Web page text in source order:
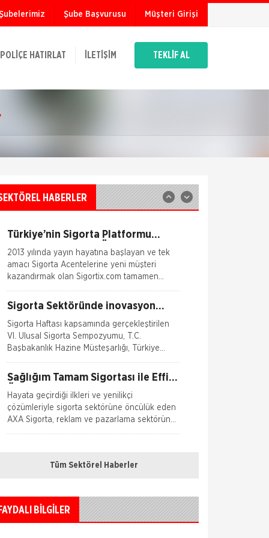
Şubelerimiz Şube Başvurusu Müşteri Girişi
POLIÇE HATIRLAT İLETIŞIM TEKLİF AL
HABERLER
TSEV yeni mezunlarını verdi.
2013 akademik yılında Temel Sigortacılık
Fare Kasko Kapsamında
Komisyonu, sigortalı bir aracın aksamlarının
şi
itibarı ile yayına başlamıştır. Müşterileri Sigorta
Acentelerini neden tercih etmeleri gerektiği
Türkiye’nin Sigorta Platformu
Sigortix.com 2000 Üye Sigorta
Acentesi ile Yenilendi
2013 yılında yayın hayatına başlayan ve tek
amacı Sigorta Acentelerine yeni müşteri
kazandırmak olan Sigortix.com tamamen
yenilenerek 13.04.2026 tarihinde yüksek
teknolojik altyapıs
Sigorta Sektöründe inovasyon
Konuşuldu
Sigorta Haftası kapsamında gerçekleştirilen
VI. Ulusal Sigorta Sempozyumu, T.C.
Başbakanlık Hazine Müsteşarlığı, Türkiye
Odalar ve Borsalar Birliği (TOBB) ve Türkiye
Si
Sağlığım Tamam Sigortası ile Effie
Ödülü!
Hayata geçirdiği ilkleri ve yenilikçi
çözümleriyle sigorta sektörüne öncülük eden
AXA Sigorta, reklam ve pazarlama sektörünün
en
NN Hayat ve Emeklilik adına Nielsen
yapılan geniş çaplı otomatik
Kadınlar Emeklilikte İyi Maaş,
Tüm Sektörel Haberler
FAYDALI BİLGİLER